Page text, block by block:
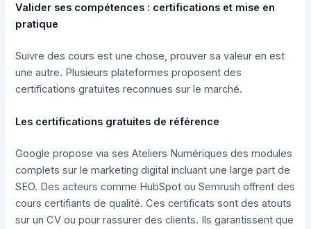
Valider ses compétences : certifications et mise en
pratique
Suivre des cours est une chose, prouver sa valeur en est
une autre. Plusieurs plateformes proposent des
certifications gratuites reconnues sur le marché.
Les certifications gratuites de référence
Google propose via ses Ateliers Numériques des modules
complets sur le marketing digital incluant une large part de
SEO. Des acteurs comme HubSpot ou Semrush offrent des
cours certifiants de qualité. Ces certificats sont des atouts
sur un CV ou pour rassurer des clients. Ils garantissent que